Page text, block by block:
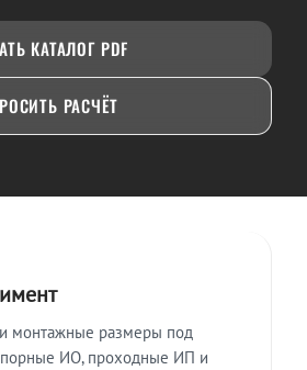
КАТАЛОГ PDF
РАСЧЁТ
монтажные размеры под
ИО, проходные ИП и